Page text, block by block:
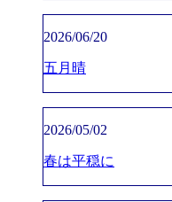
2026/06/20
五月晴
2026/05/02
春は平穏に